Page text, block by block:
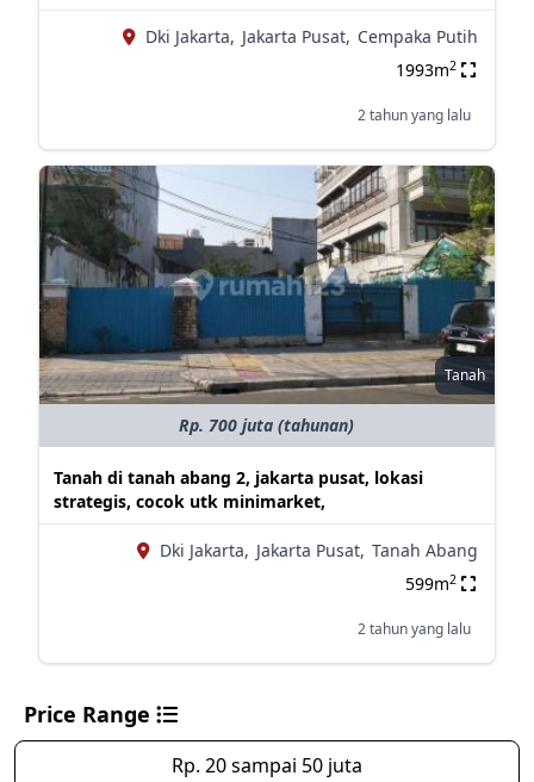
Dki Jakarta, Jakarta Pusat, Cempaka Putih
1993m2
2 tahun yang lalu
Tanah
Rp. 700 juta (tahunan)
Tanah di tanah abang 2, jakarta pusat, lokasi
strategis, cocok utk minimarket,
Dki Jakarta, Jakarta Pusat, Tanah Abang
599m2
2 tahun yang lalu
Price Range
Rp. 20 sampai 50 juta